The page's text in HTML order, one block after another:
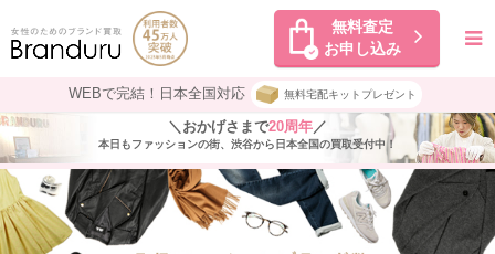
無料査定
お申し込み
WEBで完結！日本全国対応 無料宅配キットプレゼント
＼おかげさまで20周年／
本日もファッションの街、渋谷から日本全国の買取受付中！